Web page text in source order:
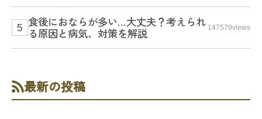
食後におならが多い…大丈夫？考えられ
る原因と病気、対策を解説
147579views
最新の投稿